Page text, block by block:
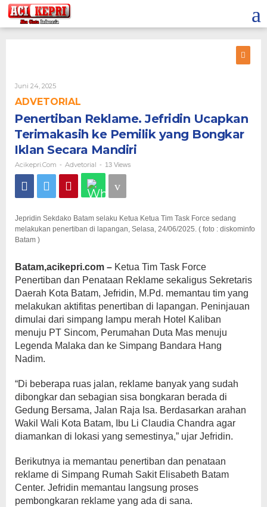
Lewati
ke
konten
Juni 24, 2025Oleh
ADVETORIAL
Penertiban Reklame. Jefridin Ucapkan
Terimakasih ke Pemilik yang Bongkar
Iklan Secara Mandiri
Acikepri.com - Advetorial - 13 Views
Jepridin Sekdako Batam selaku Ketua Ketua Tim Task Force sedang
melakukan penertiban di lapangan, Selasa, 24/06/2025. ( foto : diskominfo
Batam )
Batam,acikepri.com – Ketua Tim Task Force
Penertiban dan Penataan Reklame sekaligus Sekretaris
Daerah Kota Batam, Jefridin, M.Pd. memantau tim yang
melakukan aktifitas penertiban di lapangan. Peninjauan
dimulai dari simpang lampu merah Hotel Kaliban
menuju PT Sincom, Perumahan Duta Mas menuju
Legenda Malaka dan ke Simpang Bandara Hang
Nadim.
“Di beberapa ruas jalan, reklame banyak yang sudah
dibongkar dan sebagian sisa bongkaran berada di
Gedung Bersama, Jalan Raja Isa. Berdasarkan arahan
Wakil Wali Kota Batam, Ibu Li Claudia Chandra agar
diamankan di lokasi yang semestinya,” ujar Jefridin.
Berikutnya ia memantau penertiban dan penataan
reklame di Simpang Rumah Sakit Elisabeth Batam
Center. Jefridin memantau langsung proses
pembongkaran reklame yang ada di sana.